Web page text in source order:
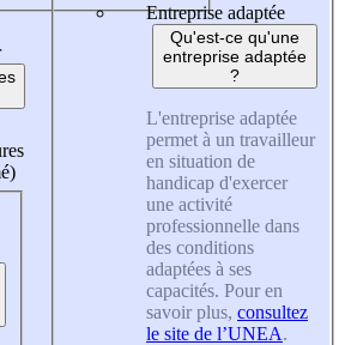
Entreprise adaptée
Qu'est-ce qu'une
entreprise adaptée
?
L'entreprise adaptée
permet à un travailleur
en situation de
handicap d'exercer
une activité
professionnelle dans
des conditions
adaptées à ses
capacités. Pour en
savoir plus, consultez
le site de l’UNEA.